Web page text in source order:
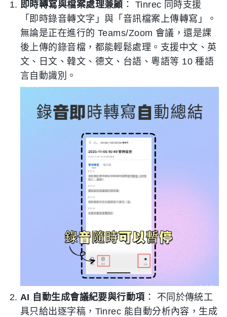
即時轉寫與檔案處理兼顧 ： Tinrec 同時支援
「即時錄音轉文字」與「音訊檔案上傳轉寫」。
無論是正在進行的 Teams/Zoom 會議，還是課
後上傳的錄音檔，都能輕鬆處理。支援中文、英
文、日文、韓文、德文、台語、粵語等 10 種語
言自動識別。
AI 自動生成會議紀要與行動項 ： 不同於傳統工
具只給出逐字稿，Tinrec 能自動分析內容，生成